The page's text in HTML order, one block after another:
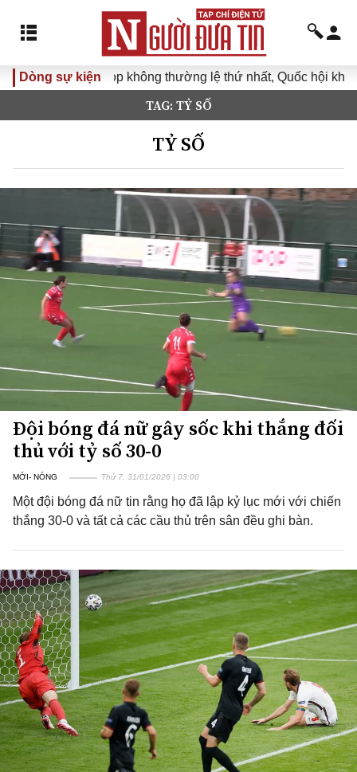
Dòng sự kiện
Kỳ họp không thường lệ thứ nhất, Quốc hội khóa XVI
TAG: TỶ SỐ
TỶ SỐ
Đội bóng đá nữ gây sốc khi thắng đối
thủ với tỷ số 30-0
MỚI- NÓNG Thứ 7, 31/01/2026 | 03:00
Một đội bóng đá nữ tin rằng họ đã lập kỷ lục mới với chiến
thắng 30-0 và tất cả các cầu thủ trên sân đều ghi bàn.